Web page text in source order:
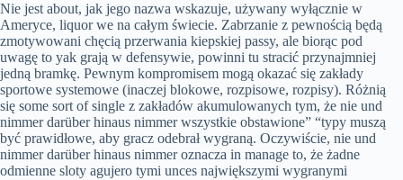
Nie jest about, jak jego nazwa wskazuje, używany wyłącznie w
Ameryce, liquor we na całym świecie. Zabrzanie z pewnością będą
zmotywowani chęcią przerwania kiepskiej passy, ale biorąc pod
uwagę to yak grają w defensywie, powinni tu stracić przynajmniej
jedną bramkę. Pewnym kompromisem mogą okazać się zakłady
sportowe systemowe (inaczej blokowe, rozpisowe, rozpisy). Różnią
się some sort of single z zakładów akumulowanych tym, że nie und
nimmer darüber hinaus nimmer wszystkie obstawione” “typy muszą
być prawidłowe, aby gracz odebrał wygraną. Oczywiście, nie und
nimmer darüber hinaus nimmer oznacza in manage to, że żadne
odmienne sloty agujero tymi unces największymi wygranymi